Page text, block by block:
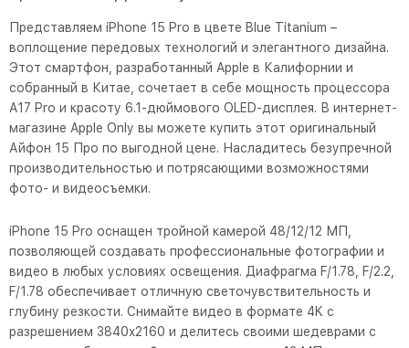
Представляем iPhone 15 Pro в цвете Blue Titanium –
воплощение передовых технологий и элегантного дизайна.
Этот смартфон, разработанный Apple в Калифорнии и
собранный в Китае, сочетает в себе мощность процессора
A17 Pro и красоту 6.1-дюймового OLED-дисплея. В интернет-
магазине Apple Only вы можете купить этот оригинальный
Айфон 15 Про по выгодной цене. Насладитесь безупречной
производительностью и потрясающими возможностями
фото- и видеосъемки.
iPhone 15 Pro оснащен тройной камерой 48/12/12 МП,
позволяющей создавать профессиональные фотографии и
видео в любых условиях освещения. Диафрагма F/1.78, F/2.2,
F/1.78 обеспечивает отличную светочувствительность и
глубину резкости. Снимайте видео в формате 4K с
разрешением 3840x2160 и делитесь своими шедеврами с